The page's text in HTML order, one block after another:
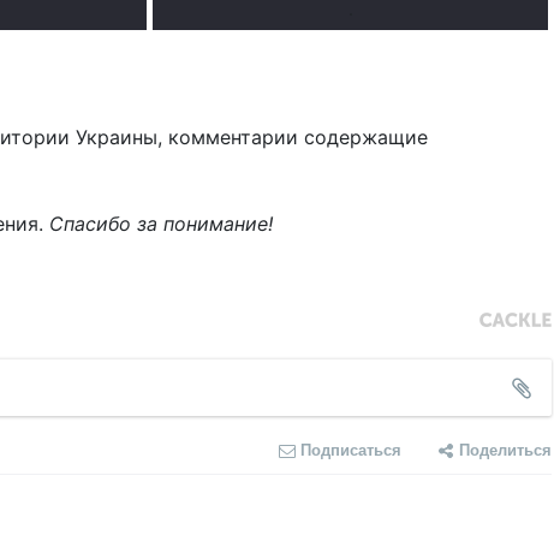
Украины, комментарии содержащие
Спасибо за понимание!
Подписаться Поделиться